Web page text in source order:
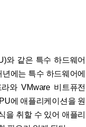
와 같은 특수 하드웨어
에는 특수 하드웨어에
와 VMware 비트퓨전
에 애플리케이션을 원
을 취할 수 있어 애플리